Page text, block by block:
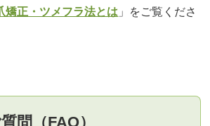
矯正・ツメフラ法とは 」をご覧くださ
問（FAQ）